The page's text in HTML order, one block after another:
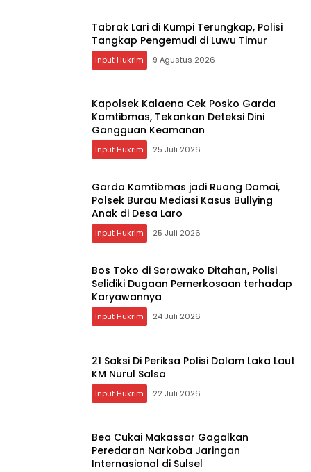
Tabrak Lari di Kumpi Terungkap, Polisi
Tangkap Pengemudi di Luwu Timur
Input Hukrim 9 Agustus 2026
Kapolsek Kalaena Cek Posko Garda
Kamtibmas, Tekankan Deteksi Dini
Gangguan Keamanan
Input Hukrim 25 Juli 2026
Garda Kamtibmas jadi Ruang Damai,
Polsek Burau Mediasi Kasus Bullying
Anak di Desa Laro
Input Hukrim 25 Juli 2026
Bos Toko di Sorowako Ditahan, Polisi
Selidiki Dugaan Pemerkosaan terhadap
Karyawannya
Input Hukrim 24 Juli 2026
21 Saksi Di Periksa Polisi Dalam Laka Laut
KM Nurul Salsa
Input Hukrim 22 Juli 2026
Bea Cukai Makassar Gagalkan
Peredaran Narkoba Jaringan
Internasional di Sulsel